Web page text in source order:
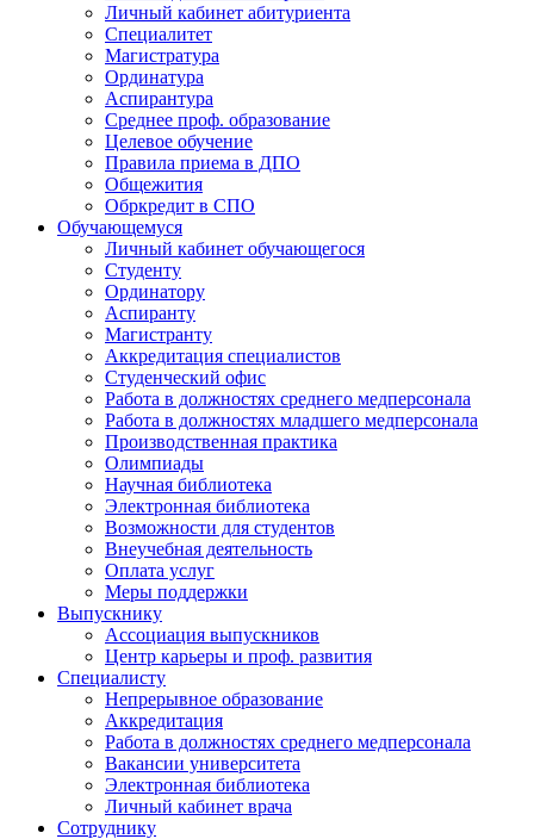
Личный кабинет абитуриента
Специалитет
Магистратура
Ординатура
Аспирантура
Среднее проф. образование
Целевое обучение
Правила приема в ДПО
Общежития
Обркредит в СПО
Обучающемуся
Личный кабинет обучающегося
Студенту
Ординатору
Аспиранту
Магистранту
Аккредитация специалистов
Студенческий офис
Работа в должностях среднего медперсонала
Работа в должностях младшего медперсонала
Производственная практика
Олимпиады
Научная библиотека
Электронная библиотека
Возможности для студентов
Внеучебная деятельность
Оплата услуг
Меры поддержки
Выпускнику
Ассоциация выпускников
Центр карьеры и проф. развития
Специалисту
Непрерывное образование
Аккредитация
Работа в должностях среднего медперсонала
Вакансии университета
Электронная библиотека
Личный кабинет врача
Сотруднику